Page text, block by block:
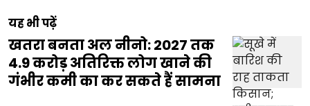
यह भी पढ़ें
खतरा बनता अल नीनो: 2027 तक
4.9 करोड़ अतिरिक्त लोग खाने की
गंभीर कमी का कर सकते हैं सामना